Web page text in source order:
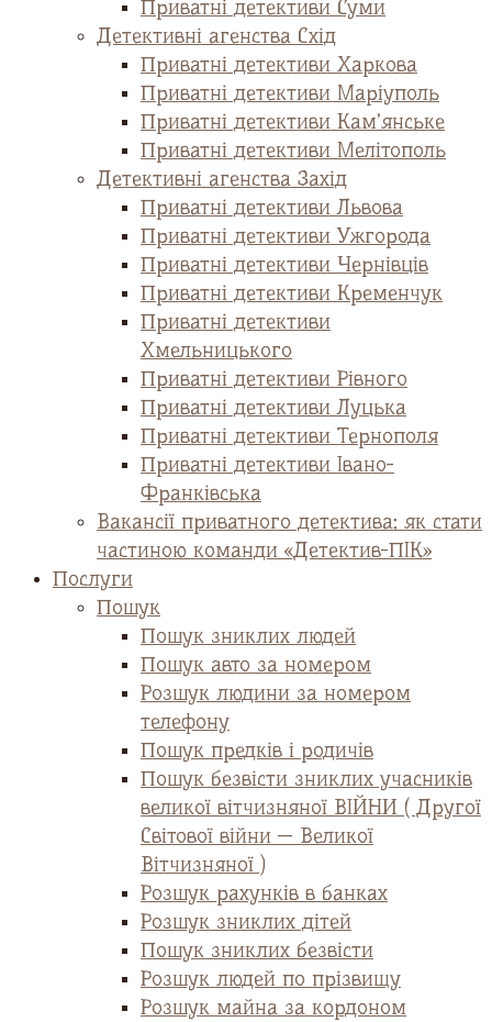
Приватні детективи Суми
Детективні агенства Схід
Приватні детективи Харкова
Приватні детективи Маріуполь
Приватні детективи Кам’янське
Приватні детективи Мелітополь
Детективні агенства Захід
Приватні детективи Львова
Приватні детективи Ужгорода
Приватні детективи Чернівців
Приватні детективи Кременчук
Приватні детективи
Хмельницького
Приватні детективи Рівного
Приватні детективи Луцька
Приватні детективи Тернополя
Приватні детективи Івано-
Франківська
Вакансії приватного детектива: як стати
частиною команди «Детектив-ПІК»
Послуги
Пошук
Пошук зниклих людей
Пошук авто за номером
Розшук людини за номером
телефону
Пошук предків і родичів
Пошук безвісти зниклих учасників
великої вітчизняної ВІЙНИ ( Другої
Світової війни — Великої
Вітчизняної )
Розшук рахунків в банках
Розшук зниклих дітей
Пошук зниклих безвісти
Розшук людей по прізвищу
Розшук майна за кордоном